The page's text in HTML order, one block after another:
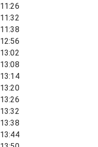
11:26
11:32
11:38
12:56
13:02
13:08
13:14
13:20
13:26
13:32
13:38
13:44